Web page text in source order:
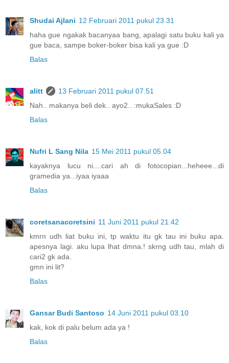
Shudai Ajlani 12 Februari 2011 pukul 23.31
haha gue ngakak bacanyaa bang, apalagi satu buku kali ya
gue baca, sampe boker-boker bisa kali ya gue :D
Balas
alitt
13 Februari 2011 pukul 07.51
Nah.. makanya beli dek.. ayo2.. :mukaSales :D
Balas
Nufri L Sang Nila 15 Mei 2011 pukul 05.04
kayaknya lucu ni....cari ah di fotocopian...heheee...di
gramedia ya...iyaa iyaaa
Balas
coretsanacoretsini 11 Juni 2011 pukul 21.42
kmrn udh liat buku ini, tp waktu itu gk tau ini buku apa.
apesnya lagi. aku lupa lhat dmna.! skrng udh tau, mlah di
cari2 gk ada.
gmn ini lit?
Balas
Gansar Budi Santoso 14 Juni 2011 pukul 03.10
kak, kok di palu belum ada ya !
Balas